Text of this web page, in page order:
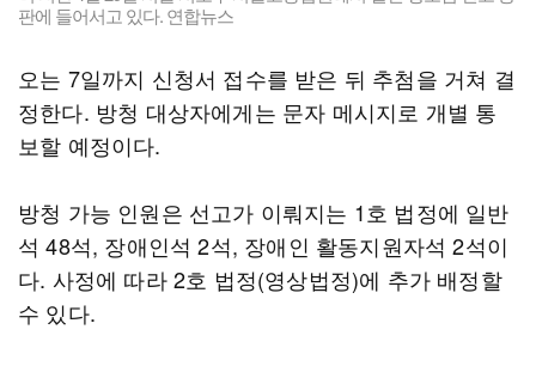
판에 들어서고 있다. 연합뉴스
오는 7일까지 신청서 접수를 받은 뒤 추첨을 거쳐 결
정한다. 방청 대상자에게는 문자 메시지로 개별 통
보할 예정이다.
방청 가능 인원은 선고가 이뤄지는 1호 법정에 일반
석 48석, 장애인석 2석, 장애인 활동지원자석 2석이
다. 사정에 따라 2호 법정(영상법정)에 추가 배정할
수 있다.